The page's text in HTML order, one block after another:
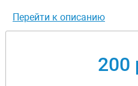
Перейти к описанию
200